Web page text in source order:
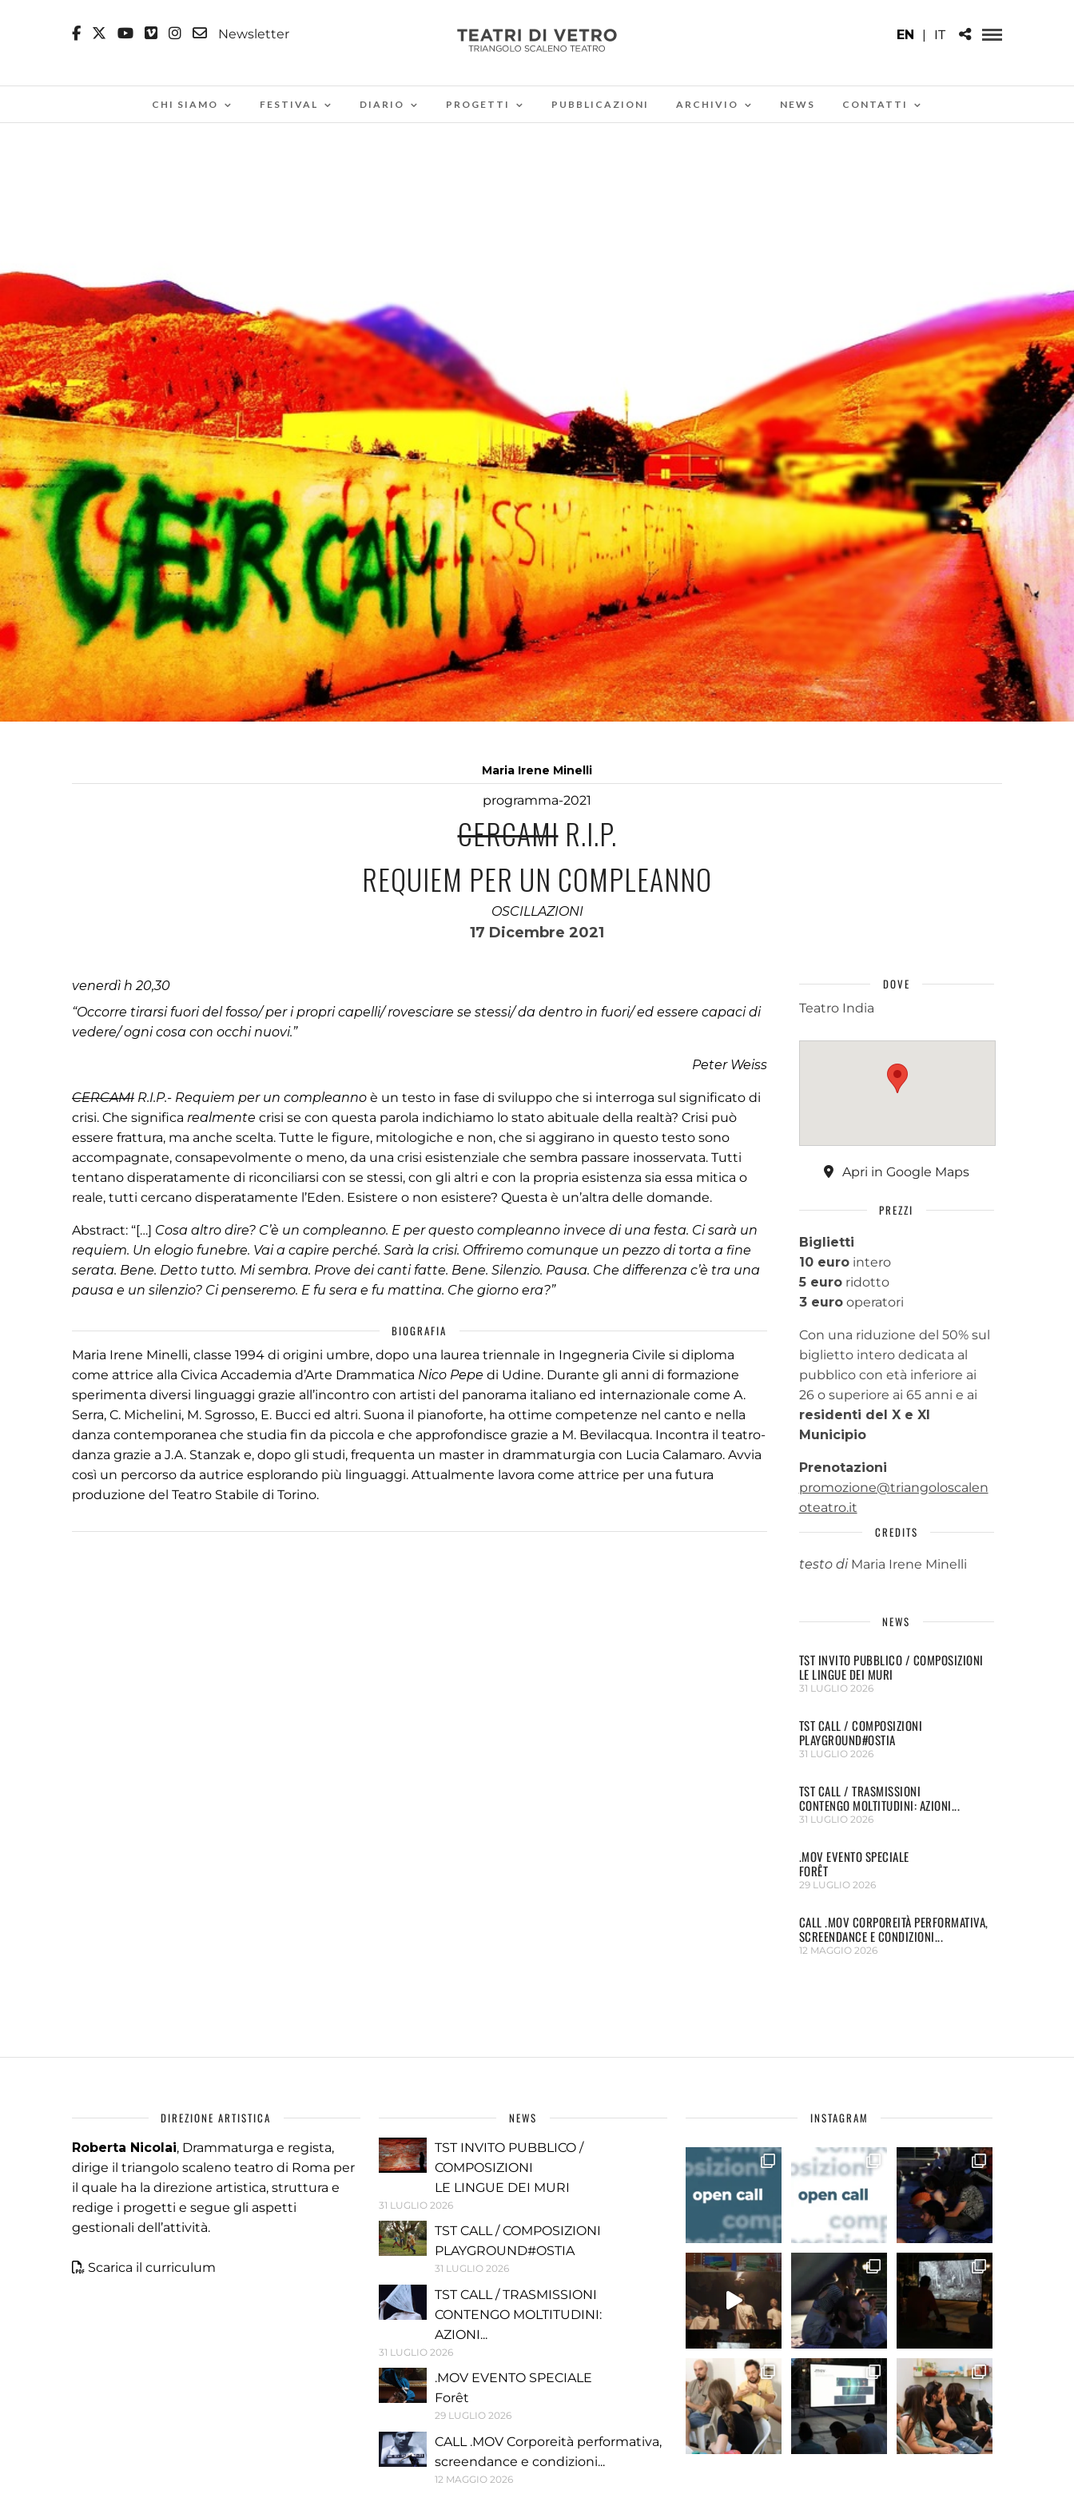
Newsletter EN | IT
CHI SIAMO FESTIVAL DIARIO PROGETTI PUBBLICAZIONI ARCHIVIO NEWS CONTATTI
Maria Irene Minelli
programma-2021
CERCAMIR.I.P.
REQUIEM PER UN COMPLEANNO
OSCILLAZIONI
17 Dicembre 2021
venerdì h 20,30
“Occorre tirarsi fuori del fosso/ per i propri capelli/ rovesciare se stessi/ da dentro in fuori/ ed essere capaci di
vedere/ ogni cosa con occhi nuovi.”
Peter Weiss
CERCAMI R.I.P.- Requiem per un compleanno è un testo in fase di sviluppo che si interroga sul significato di
crisi. Che significa realmente crisi se con questa parola indichiamo lo stato abituale della realtà? Crisi può
essere frattura, ma anche scelta. Tutte le figure, mitologiche e non, che si aggirano in questo testo sono
accompagnate, consapevolmente o meno, da una crisi esistenziale che sembra passare inosservata. Tutti
tentano disperatamente di riconciliarsi con se stessi, con gli altri e con la propria esistenza sia essa mitica o
reale, tutti cercano disperatamente l’Eden. Esistere o non esistere? Questa è un’altra delle domande.
Abstract: “[…] Cosa altro dire? C’è un compleanno. E per questo compleanno invece di una festa. Ci sarà un
requiem. Un elogio funebre. Vai a capire perché. Sarà la crisi. Offriremo comunque un pezzo di torta a fine
serata. Bene. Detto tutto. Mi sembra. Prove dei canti fatte. Bene. Silenzio. Pausa. Che differenza c’è tra una
pausa e un silenzio? Ci penseremo. E fu sera e fu mattina. Che giorno era?”
BIOGRAFIA
Maria Irene Minelli, classe 1994 di origini umbre, dopo una laurea triennale in Ingegneria Civile si diploma
come attrice alla Civica Accademia d’Arte Drammatica Nico Pepe di Udine. Durante gli anni di formazione
sperimenta diversi linguaggi grazie all’incontro con artisti del panorama italiano ed internazionale come A.
Serra, C. Michelini, M. Sgrosso, E. Bucci ed altri. Suona il pianoforte, ha ottime competenze nel canto e nella
danza contemporanea che studia fin da piccola e che approfondisce grazie a M. Bevilacqua. Incontra il teatro-
danza grazie a J.A. Stanzak e, dopo gli studi, frequenta un master in drammaturgia con Lucia Calamaro. Avvia
così un percorso da autrice esplorando più linguaggi. Attualmente lavora come attrice per una futura
produzione del Teatro Stabile di Torino.
DOVE
Teatro India
Apri in Google Maps
PREZZI
Biglietti
10 eurointero
5 euroridotto
3 eurooperatori
Con una riduzione del 50% sul
biglietto intero dedicata al
pubblico con età inferiore ai
26 o superiore ai 65 anni e ai
residenti del X e XI
Municipio
Prenotazioni
promozione@triangoloscalen
oteatro.it
CREDITS
testo diMaria Irene Minelli
NEWS
TST INVITO PUBBLICO / COMPOSIZIONI
LE LINGUE DEI MURI
31 LUGLIO 2026
TST CALL / COMPOSIZIONI
PLAYGROUND#OSTIA
31 LUGLIO 2026
TST CALL / TRASMISSIONI
CONTENGO MOLTITUDINI: AZIONI...
31 LUGLIO 2026
.MOV EVENTO SPECIALE
FORÊT
29 LUGLIO 2026
CALL .MOV CORPOREITÀ PERFORMATIVA,
SCREENDANCE E CONDIZIONI...
12 MAGGIO 2026
DIREZIONE ARTISTICA
Roberta Nicolai, Drammaturga e regista,
dirige il triangolo scaleno teatro di Roma per
il quale ha la direzione artistica, struttura e
redige i progetti e segue gli aspetti
gestionali dell’attività.
Scarica il curriculum
NEWS
TST INVITO PUBBLICO /
COMPOSIZIONI
LE LINGUE DEI MURI
31 LUGLIO 2026
TST CALL / COMPOSIZIONI
PLAYGROUND#OSTIA
31 LUGLIO 2026
TST CALL / TRASMISSIONI
CONTENGO MOLTITUDINI:
AZIONI...
31 LUGLIO 2026
.MOV EVENTO SPECIALE
Forêt
29 LUGLIO 2026
CALL .MOV Corporeità performativa,
screendance e condizioni...
12 MAGGIO 2026
INSTAGRAM